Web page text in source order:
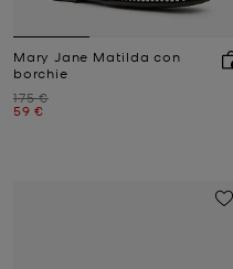
Mary Jane Matilda con
borchie
Prezzo iniziale
175 €
Prezzo attuale
59 €